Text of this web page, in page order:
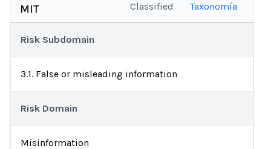
MIT
Classified
Taxonomía
Risk Subdomain
3.1. False or misleading information
Risk Domain
Misinformation